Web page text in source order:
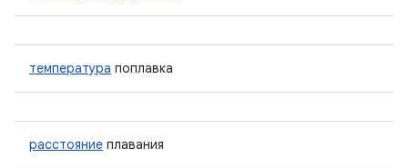
температура поплавка
расстояние плавания